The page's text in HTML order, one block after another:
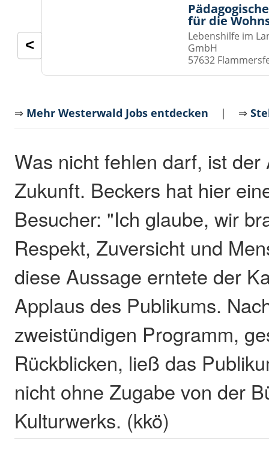
für die
Lebenshilfe im
GmbH
57632
<
⇒ Mehr Westerwald Jobs entdecken | ⇒
Was nicht fehlen darf, ist
Zukunft. Beckers hat hier
Besucher: "Ich glaube, wir
Respekt, Zuversicht und
diese Aussage erntete der
Applaus des Publikums.
zweistündigen Programm,
Rückblicken, ließ das
nicht ohne Zugabe von der
Kulturwerks. (kkö)